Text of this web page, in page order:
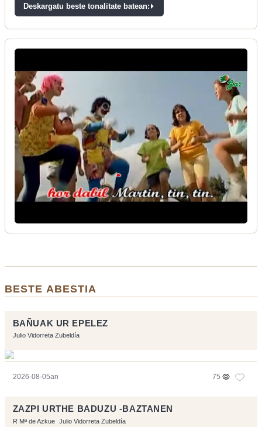
Deskargatu beste tonalitate batean:
BESTE ABESTIA
BAÑUAK UR EPELEZ
Julio Vidorreta Zubeldía
2026-08-05an 75
ZAZPI URTHE BADUZU -BAZTANEN
R Mª de Azkue Julio Vidorreta Zubeldía